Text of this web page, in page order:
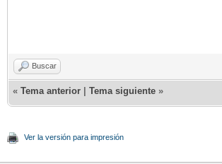
Buscar
« Tema anterior Tema siguiente »
Ver la versión para impresión